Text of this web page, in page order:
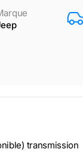
transmission